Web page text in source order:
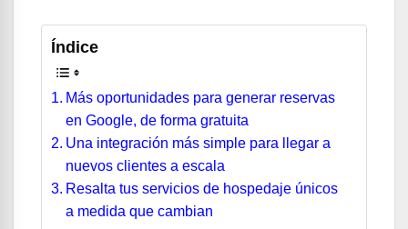
Índice
Más oportunidades para generar reservas
en Google, de forma gratuita
Una integración más simple para llegar a
nuevos clientes a escala
Resalta tus servicios de hospedaje únicos
a medida que cambian